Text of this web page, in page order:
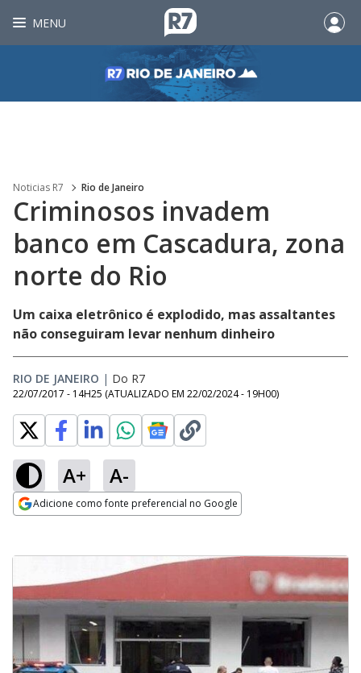
MENU
Noticias R7 Rio de Janeiro
Criminosos invadem
banco em Cascadura, zona
norte do Rio
Um caixa eletrônico é explodido, mas assaltantes
não conseguiram levar nenhum dinheiro
RIO DE JANEIRO | Do R7
22/07/2017 - 14H25 (ATUALIZADO EM 22/02/2024 - 19H00)
A+ A-
Adicione como fonte preferencial no Google